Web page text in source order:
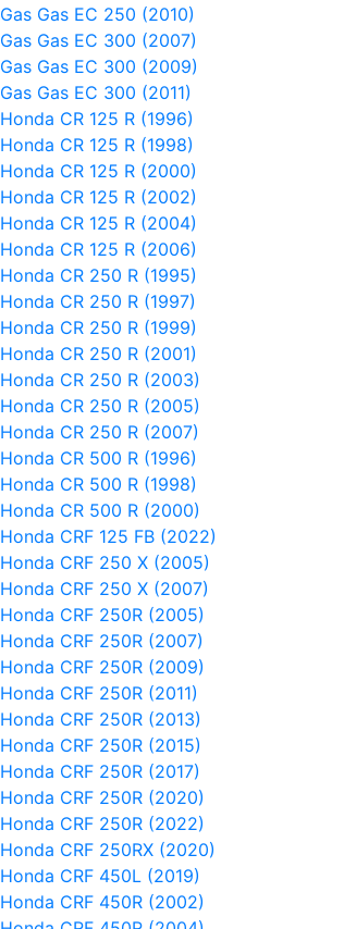
Gas Gas EC 250 (2010)
Gas Gas EC 300 (2007)
Gas Gas EC 300 (2009)
Gas Gas EC 300 (2011)
Honda CR 125 R (1996)
Honda CR 125 R (1998)
Honda CR 125 R (2000)
Honda CR 125 R (2002)
Honda CR 125 R (2004)
Honda CR 125 R (2006)
Honda CR 250 R (1995)
Honda CR 250 R (1997)
Honda CR 250 R (1999)
Honda CR 250 R (2001)
Honda CR 250 R (2003)
Honda CR 250 R (2005)
Honda CR 250 R (2007)
Honda CR 500 R (1996)
Honda CR 500 R (1998)
Honda CR 500 R (2000)
Honda CRF 125 FB (2022)
Honda CRF 250 X (2005)
Honda CRF 250 X (2007)
Honda CRF 250R (2005)
Honda CRF 250R (2007)
Honda CRF 250R (2009)
Honda CRF 250R (2011)
Honda CRF 250R (2013)
Honda CRF 250R (2015)
Honda CRF 250R (2017)
Honda CRF 250R (2020)
Honda CRF 250R (2022)
Honda CRF 250RX (2020)
Honda CRF 450L (2019)
Honda CRF 450R (2002)